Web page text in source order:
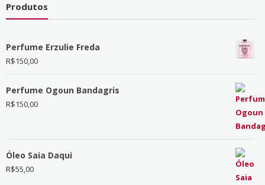
Produtos
Perfume Erzulie Freda
R$150,00
Perfume Ogoun Bandagris
R$150,00
Óleo Saia Daqui
R$55,00